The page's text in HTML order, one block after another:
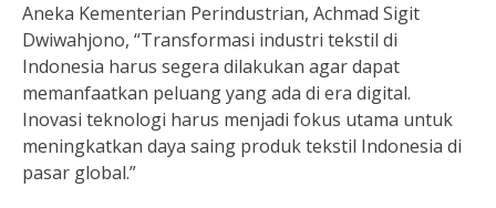
Aneka Kementerian Perindustrian, Achmad Sigit
Dwiwahjono, “Transformasi industri tekstil di
Indonesia harus segera dilakukan agar dapat
memanfaatkan peluang yang ada di era digital.
Inovasi teknologi harus menjadi fokus utama untuk
meningkatkan daya saing produk tekstil Indonesia di
pasar global.”